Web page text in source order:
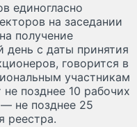
единогласно
на заседании
получение
день с даты принятия
говорится в
участникам
позднее 10 рабочих
не позднее 25
реестра.